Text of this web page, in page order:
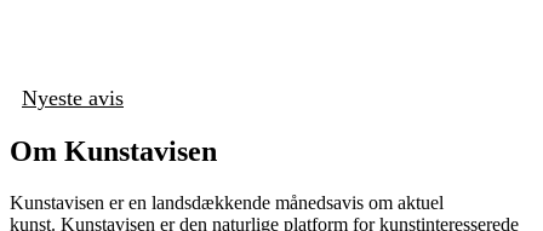
Nyeste avis
Om Kunstavisen
Kunstavisen er en landsdækkende månedsavis om aktuel
kunst. Kunstavisen er den naturlige platform for kunstinteresserede